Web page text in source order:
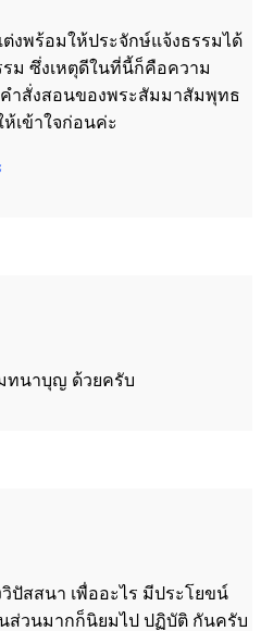
งพร้อมให้ประจักษ์แจ้งธรรมได้
ม ซึ่งเหตุดีในที่นี้ก็คือความ
คำสั่งสอนของพระสัมมาสัมพุทธ
ห้เข้าใจก่อนค่ะ
นาบุญ ด้วยครับ
ปัสสนา เพื่ออะไร มีประโยขน์
ส่วนมากก็นิยมไป ปฏิบัติ กันครับ